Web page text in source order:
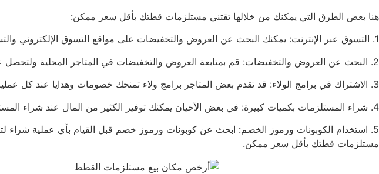
هنا بعض الطرق التي يمكنك من خلالها تقتني مستلزمات قطتك بأقل سعر ممكن:
1. التسوق عبر الإنترنت: يمكنك البحث عن العروض والتخفيضات على مواقع التسوق الإلكتروني والتسوق من متاجر تقدم خصومات جيدة على مستلزمات الحيوانات الأليفة.
2. البحث عن العروض والتخفيضات: قم بمتابعة العروض والتخفيضات في المتاجر المحلية ولتحصل على مستلزمات بأسعار مخفضة.
3. الاشتراك في برامج الولاء: قد تقدم بعض المتاجر برامج ولاء تمنحك خصومات وهدايا عند كل عملية شراء تقوم بها، مما يوفر عليك الكثير من النفقات.
4. شراء المستلزمات بكميات كبيرة: في بعض الأحيان يمكنك توفير الكثير من المال عند شراء المستلزمات بكميات كبيرة مثل الرمل القمامة أو الطعام.
5. استخدام الكوبونات ورموز الخصم: ابحث عن كوبونات ورموز خصم قبل القيام بأي عملية
مستلزمات قطتك بأقل سعر ممكن.